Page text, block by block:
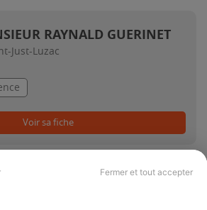
Fermer et tout accepter
RAYNALD GUERINET
Just-Luzac
Voir sa fiche